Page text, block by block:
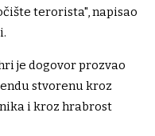
terorista", napisao
je dogovor prozvao
stvorenu kroz
i kroz hrabrost